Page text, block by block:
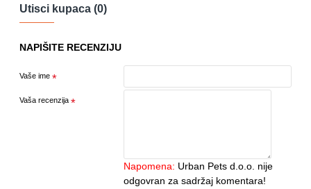
Utisci kupaca (0)
NAPIŠITE RECENZIJU
Vaše ime
Vaša recenzija
Napomena: Urban Pets d.o.o. nije
odgovran za sadržaj komentara!